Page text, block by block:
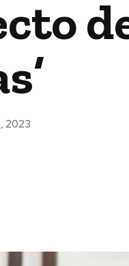
2023